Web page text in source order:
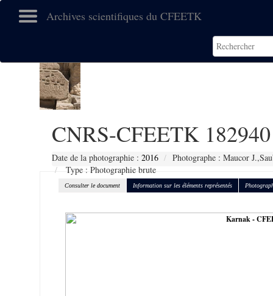
Archives scientifiques du CFEETK
CNRS-CFEETK 182940
Date de la photographie : 2016
Photographe : Maucor
Type : Photographie brute
Consulter le document Information sur les éléments représentés